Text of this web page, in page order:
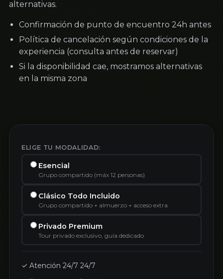
alternativas.
Confirmación de punto de encuentro 24h antes
Política de cancelación según condiciones de la
experiencia (consulta antes de reservar)
Si la disponibilidad cae, mostramos alternativas
en la misma zona
ELIGE TU MODALIDAD:
Esencial
Grupo compartido (máx 12 personas)
Clásico Todo Incluido
Grupo compartido + almuerzo + acceso extra
Privado Premium
Tour privado exclusivo, guía dedicado
✓ Atención 24/7 24/7